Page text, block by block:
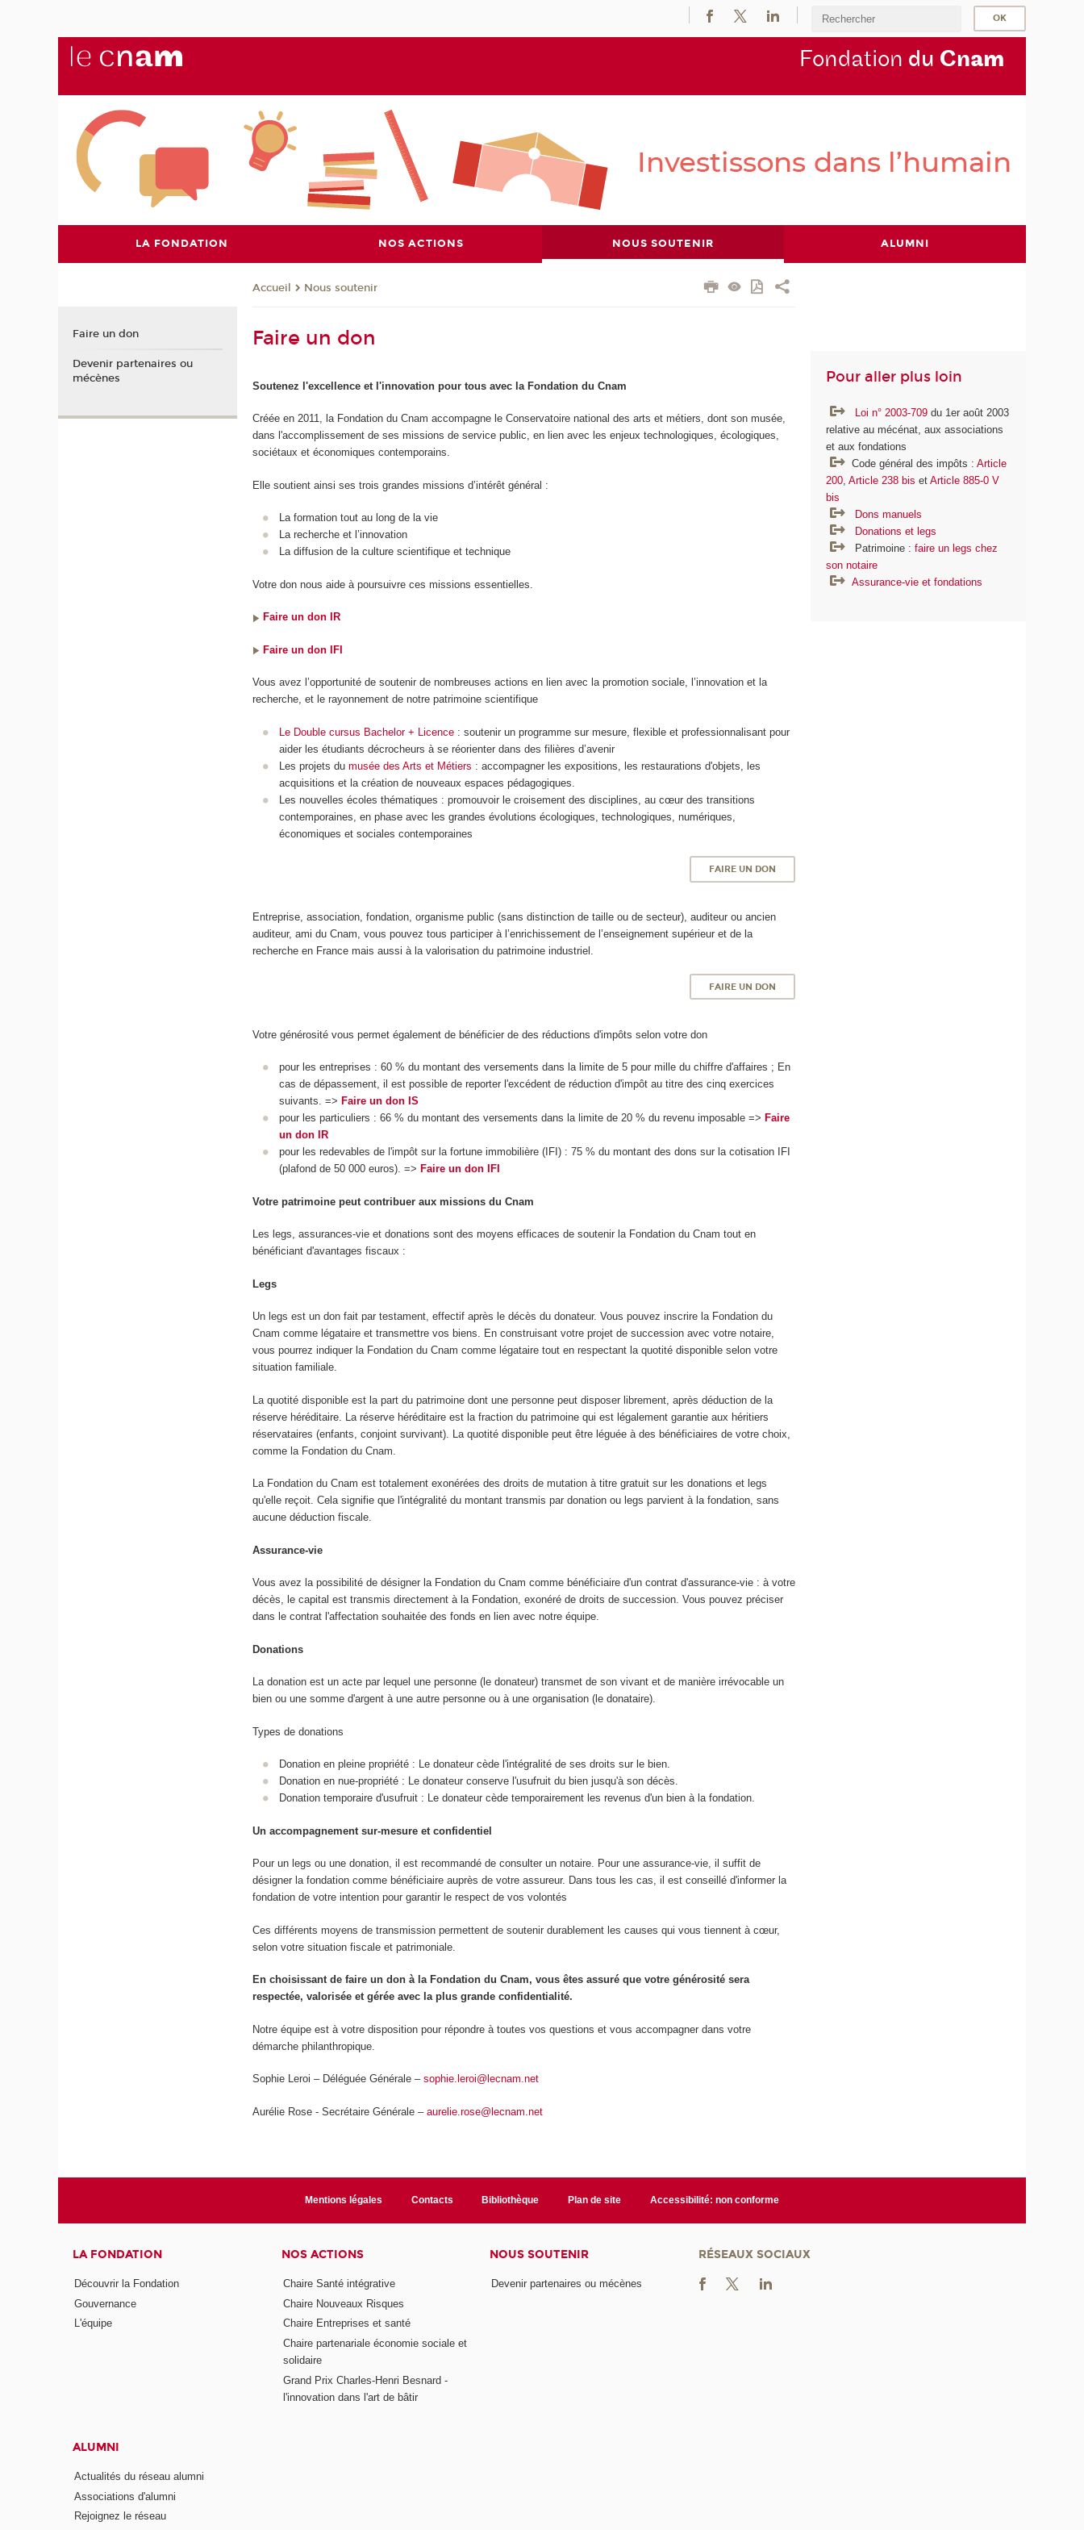
Fondation du Cnam
LA FONDATION NOS ACTIONS NOUS SOUTENIR ALUMNI
Accueil Nous soutenir
Faire un don
Soutenez l'excellence et l'innovation pour tous avec la Fondation du Cnam
Créée en 2011, la Fondation du Cnam accompagne le Conservatoire national des arts et métiers, dont son musée,
dans l'accomplissement de ses missions de service public, en lien avec les enjeux technologiques, écologiques,
sociétaux et économiques contemporains.
Elle soutient ainsi ses trois grandes missions d’intérêt général :
La formation tout au long de la vie
La recherche et l’innovation
La diffusion de la culture scientifique et technique
Votre don nous aide à poursuivre ces missions essentielles.
Faire un don IR
Faire un don IFI
Vous avez l’opportunité de soutenir de nombreuses actions en lien avec la promotion sociale, l’innovation et la
recherche, et le rayonnement de notre patrimoine scientifique
Le Double cursus Bachelor + Licence: soutenir un programme sur mesure, flexible et professionnalisant pour
aider les étudiants décrocheurs à se réorienter dans des filières d’avenir
Les projets du musée des Arts et Métiers : accompagner les expositions, les restaurations d'objets, les
acquisitions et la création de nouveaux espaces pédagogiques.
Les nouvelles écoles thématiques : promouvoir le croisement des disciplines, au cœur des transitions
contemporaines, en phase avec les grandes évolutions écologiques, technologiques, numériques,
économiques et sociales contemporaines
FAIRE UN DON
Entreprise, association, fondation, organisme public (sans distinction de taille ou de secteur), auditeur ou ancien
auditeur, ami du Cnam, vous pouvez tous participer à l’enrichissement de l’enseignement supérieur et de la
recherche en France mais aussi à la valorisation du patrimoine industriel.
FAIRE UN DON
Votre générosité vous permet également de bénéficier de des réductions d'impôts selon votre don
pour les entreprises : 60 % du montant des versements dans la limite de 5 pour mille du chiffre d'affaires ; En
cas de dépassement, il est possible de reporter l'excédent de réduction d'impôt au titre des cinq exercices
suivants. => Faire un don IS
pour les particuliers : 66 % du montant des versements dans la limite de 20 % du revenu imposable => Faire
un don IR
pour les redevables de l'impôt sur la fortune immobilière (IFI) : 75 % du montant des dons sur la cotisation IFI
(plafond de 50 000 euros). => Faire un don IFI
Votre patrimoine peut contribuer aux missions du Cnam
Les legs, assurances-vie et donations sont des moyens efficaces de soutenir la Fondation du Cnam tout en
bénéficiant d'avantages fiscaux :
Legs
Un legs est un don fait par testament, effectif après le décès du donateur. Vous pouvez inscrire la Fondation du
Cnam comme légataire et transmettre vos biens. En construisant votre projet de succession avec votre notaire,
vous pourrez indiquer la Fondation du Cnam comme légataire tout en respectant la quotité disponible selon votre
situation familiale.
La quotité disponible est la part du patrimoine dont une personne peut disposer librement, après déduction de la
réserve héréditaire. La réserve héréditaire est la fraction du patrimoine qui est légalement garantie aux héritiers
réservataires (enfants, conjoint survivant). La quotité disponible peut être léguée à des bénéficiaires de votre choix,
comme la Fondation du Cnam.
La Fondation du Cnam est totalement exonérées des droits de mutation à titre gratuit sur les donations et legs
qu'elle reçoit. Cela signifie que l'intégralité du montant transmis par donation ou legs parvient à la fondation, sans
aucune déduction fiscale.
Assurance-vie
Vous avez la possibilité de désigner la Fondation du Cnam comme bénéficiaire d'un contrat d'assurance-vie : à votre
décès, le capital est transmis directement à la Fondation, exonéré de droits de succession. Vous pouvez préciser
dans le contrat l'affectation souhaitée des fonds en lien avec notre équipe.
Donations
La donation est un acte par lequel une personne (le donateur) transmet de son vivant et de manière irrévocable un
bien ou une somme d'argent à une autre personne ou à une organisation (le donataire).
Types de donations
Donation en pleine propriété : Le donateur cède l'intégralité de ses droits sur le bien.
Donation en nue-propriété : Le donateur conserve l'usufruit du bien jusqu'à son décès.
Donation temporaire d'usufruit : Le donateur cède temporairement les revenus d'un bien à la fondation.
Un accompagnement sur-mesure et confidentiel
Pour un legs ou une donation, il est recommandé de consulter un notaire. Pour une assurance-vie, il suffit de
désigner la fondation comme bénéficiaire auprès de votre assureur. Dans tous les cas, il est conseillé d'informer la
fondation de votre intention pour garantir le respect de vos volontés
Ces différents moyens de transmission permettent de soutenir durablement les causes qui vous tiennent à cœur,
selon votre situation fiscale et patrimoniale.
En choisissant de faire un don à la Fondation du Cnam, vous êtes assuré que votre générosité sera
respectée, valorisée et gérée avec la plus grande confidentialité.
Notre équipe est à votre disposition pour répondre à toutes vos questions et vous accompagner dans votre
démarche philanthropique.
Sophie Leroi – Déléguée Générale –sophie.leroi@lecnam.net
Aurélie Rose - Secrétaire Générale –aurelie.rose@lecnam.net
Pour aller plus loin
Loi n° 2003-709du 1er août 2003
relative au mécénat, aux associations
et aux fondations
Code général des impôts :Article
200 ,Article 238 bis etArticle 885-0 V
bis
Dons manuels
Donations et legs
Patrimoine :faire un legs chez
son notaire
Assurance-vie et fondations
Faire un don
Devenir partenaires ou
mécènes
Mentions légales Contacts Bibliothèque Plan de site Accessibilité: non conforme
LA FONDATION
Découvrir la Fondation
Gouvernance
L'équipe
NOS ACTIONS
Chaire Santé intégrative
Chaire Nouveaux Risques
Chaire Entreprises et santé
Chaire partenariale économie sociale et
solidaire
Grand Prix Charles-Henri Besnard -
l'innovation dans l'art de bâtir
NOUS SOUTENIR
Devenir partenaires ou mécènes
ALUMNI
Actualités du réseau alumni
Associations d'alumni
Rejoignez le réseau
RÉSEAUX SOCIAUX